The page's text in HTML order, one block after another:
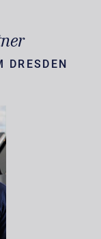
DRESDEN